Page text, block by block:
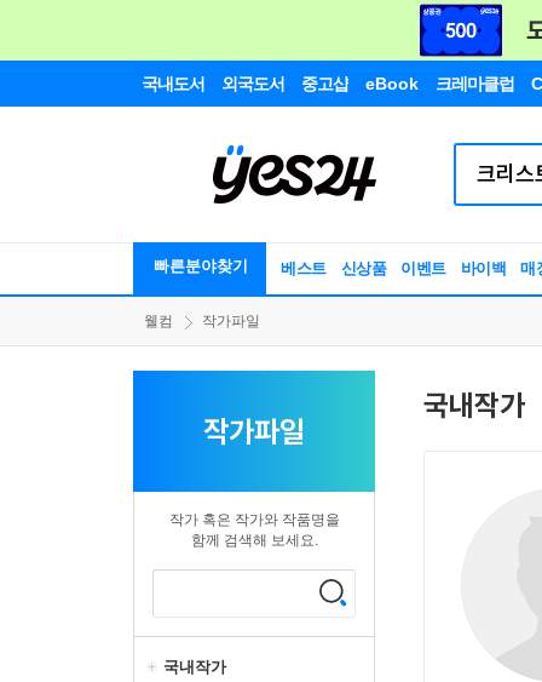
국내도서 외국도서 중고샵 eBook 크레마클럽
빠른분야찾기 베스트 신상품 이벤트 바이백 매
웰컴 작가파일
작가파일
작가 혹은 작가와 작품명을
함께 검색해 보세요.
국내작가
국내작가